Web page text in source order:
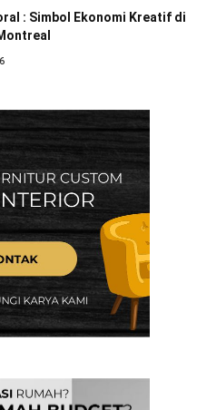
: Simbol Ekonomi Kreatif di